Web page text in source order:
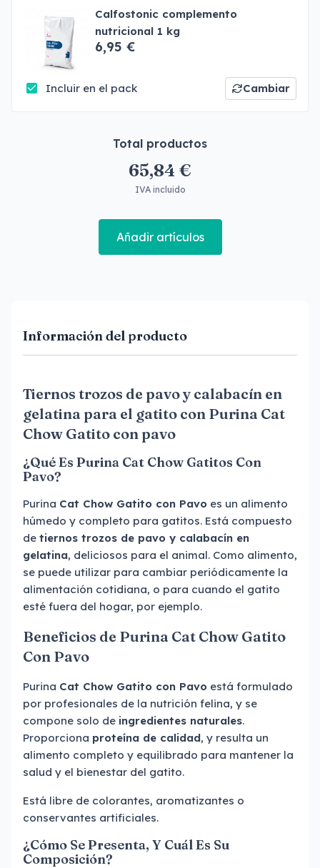
Calfostonic complemento
nutricional 1 kg
6,95 €
Incluir en el pack Cambiar
Total productos
65,84 €
IVA incluido
Añadir artículos
Información del producto
Tiernos trozos de pavo y calabacín en
gelatina para el gatito con Purina Cat
Chow Gatito con pavo
¿Qué Es Purina Cat Chow Gatitos Con
Pavo?
Purina Cat Chow Gatito con Pavo es un alimento
húmedo y completo para gatitos. Está compuesto
de tiernos trozos de pavo y calabacín en
gelatina, deliciosos para el animal. Como alimento,
se puede utilizar para cambiar periódicamente la
alimentación cotidiana, o para cuando el gatito
esté fuera del hogar, por ejemplo.
Beneficios de Purina Cat Chow Gatito
Con Pavo
Purina Cat Chow Gatito con Pavo está formulado
por profesionales de la nutrición felina, y se
compone solo de ingredientes naturales.
Proporciona proteína de calidad, y resulta un
alimento completo y equilibrado para mantener la
salud y el bienestar del gatito.
Está libre de colorantes, aromatizantes o
conservantes artificiales.
¿Cómo Se Presenta, Y Cuál Es Su
Composición?